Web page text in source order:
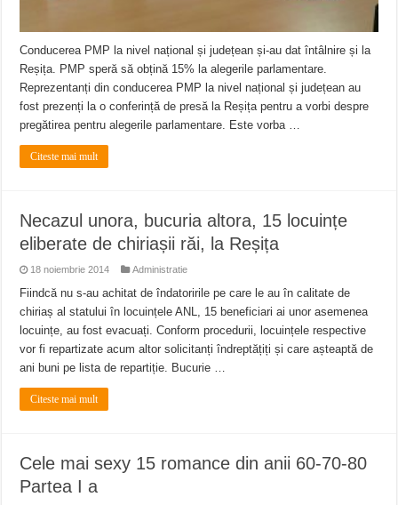
Conducerea PMP la nivel național și județean și-au dat întâlnire și la
Reșița. PMP speră să obțină 15% la alegerile parlamentare.
Reprezentanți din conducerea PMP la nivel național și județean au
fost prezenți la o conferință de presă la Reșița pentru a vorbi despre
pregătirea pentru alegerile parlamentare. Este vorba …
Citeste mai mult
Necazul unora, bucuria altora, 15 locuințe
eliberate de chiriașii răi, la Reșița
18 noiembrie 2014 Administratie
Fiindcă nu s-au achitat de îndatoririle pe care le au în calitate de
chiriaș al statului în locuințele ANL, 15 beneficiari ai unor asemenea
locuințe, au fost evacuați. Conform procedurii, locuințele respective
vor fi repartizate acum altor solicitanți îndreptățiți și care așteaptă de
ani buni pe lista de repartiție. Bucurie …
Citeste mai mult
Cele mai sexy 15 romance din anii 60-70-80
Partea I a